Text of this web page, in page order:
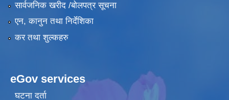
सार्वजनिक खरीद /बोलपत्र सूचना
एन, कानुन तथा निर्देशिका
कर तथा शुल्कहरु
eGov services
घटना दर्ता